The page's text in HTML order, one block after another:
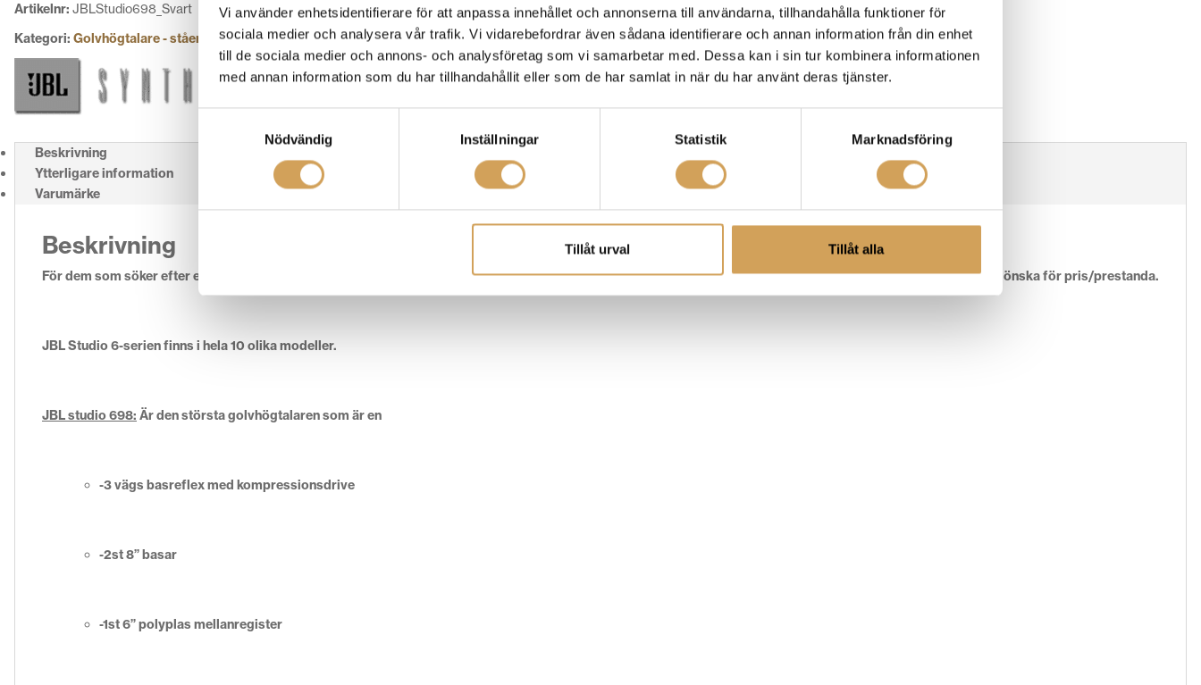
Vi använder enhetsidentifierare för att anpassa innehållet och annonserna till användarna, tillhandahålla funktioner för
sociala medier och analysera vår trafik. Vi vidarebefordrar även sådana identifierare och annan information från din enhet
till de sociala medier och annons- och analysföretag som vi samarbetar med. Dessa kan i sin tur kombinera informationen
med annan information som du har tillhandahållit eller som de har samlat in när du har använt deras tjänster.
Nödvändig
Inställningar Statistik Marknadsföring
Tillåt urval Tillåt alla
Artikelnr: JBLStudio698_Svart
Kategori: Golvhögtalare - stående högtalare
Beskrivning
Ytterligare information
Varumärke
Beskrivning
För dem som söker efter en komplett högtalarserie som går utöver vad de någonsin har hört behöver inte leta längre, den nya JBL Studio 6-serien är allt man kan önska för pris/prestanda.
JBL Studio 6-serien finns i hela 10 olika modeller.
JBL studio 698: Är den största golvhögtalaren som är en
-3 vägs basreflex med kompressionsdrive
-2st 8” basar
-1st 6” polyplas mellanregister